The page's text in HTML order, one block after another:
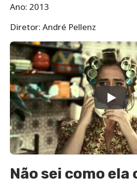
Ano: 2013
Diretor: André Pellenz
Não sei como ela